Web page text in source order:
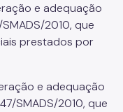
e adequação
2010, que
prestados por
e adequação
SMADS/2010, que